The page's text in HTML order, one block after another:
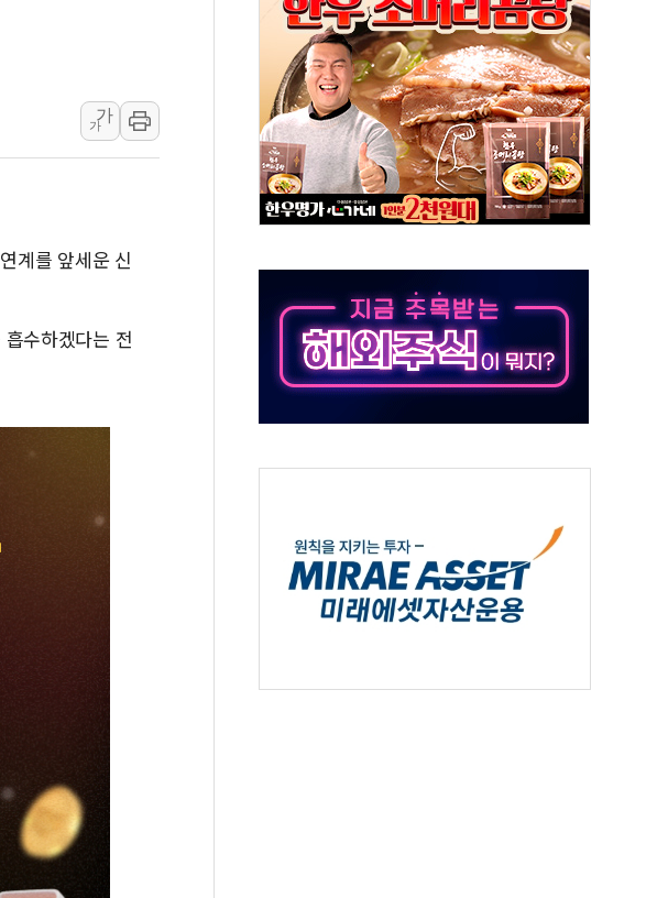
[속보] 민주, 경북 경선 결과 발표...김민석 47.37% 정청래 45.71% 송영길 6.92%
[속보] 민주, 대구 경선 결과 발표...정청래 47.82% 김민석 46.35% 송영길 5.83%
[속보] 민주, 강원 경선 결과 발표...김민석 50.30% 정청래 41.94% 송영길 7.76%
정재헌 CEO, SKT 장기고객 400명 맞이…"마음 잇는 시간 되길"
태원, 노소영에 9440억 지급 확정되나…재상고 앞두고 막판 셈법
하나금융, 명동 소상공인에 '행복상자' 전달
인천시 광복절 현수막 '태극기 거꾸로' 논란…이틀만에 철거
청, 보충역 전면 손질… 예술·체육요원 최대 33% 감축
윤준병·이해민 의원, '정부 특사'로 콜롬비아 대통령 취임식 참석
우·산사태 주의보' 울진 시간당 30mm 강한 비...호우 피해 없어
여야, 황희 '버스 하우스' 공방…野 "청년 우롱 기괴" vs 與 "송구한 해프닝"
가
가
계를 앞세운 신
수하겠다는 전